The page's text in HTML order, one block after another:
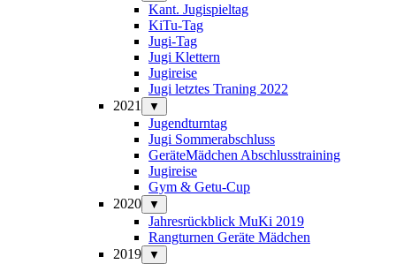
Kant. Jugispieltag
KiTu-Tag
Jugi-Tag
Jugi Klettern
Jugireise
Jugi letztes Traning 2022
2021
▼
Jugendturntag
Jugi Sommerabschluss
GeräteMädchen Abschlusstraining
Jugireise
Gym & Getu-Cup
2020
▼
Jahresrückblick MuKi 2019
Rangturnen Geräte Mädchen
2019
▼